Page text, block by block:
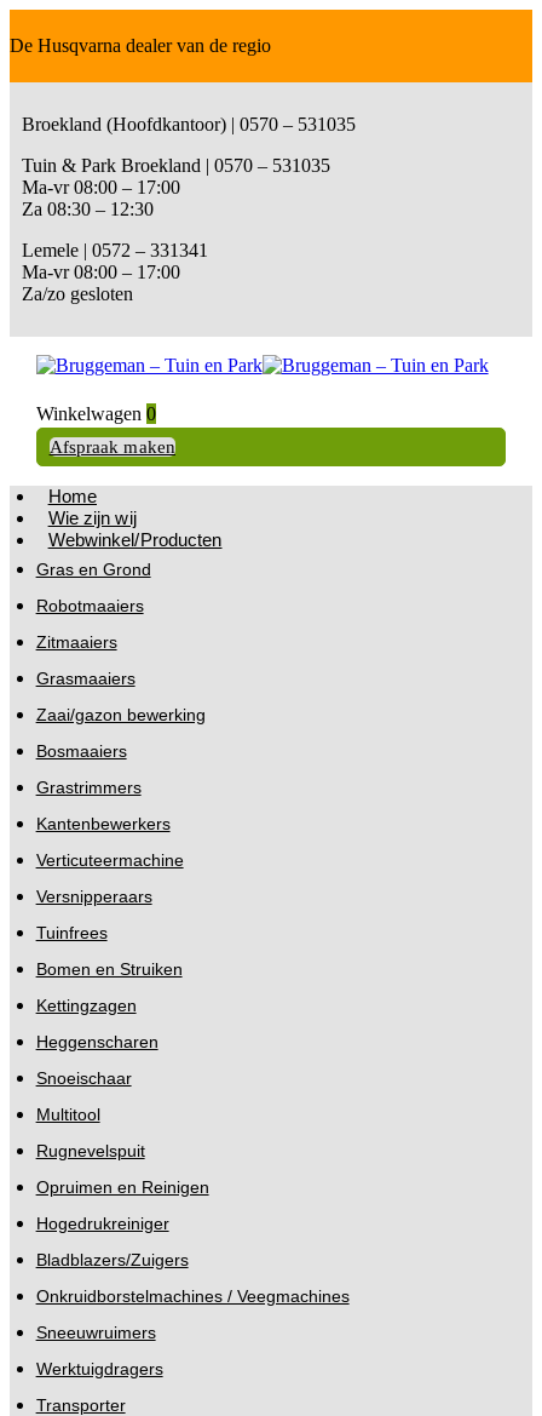
De Husqvarna dealer van de regio
Broekland (Hoofdkantoor) | 0570 – 531035
Tuin & Park Broekland | 0570 – 531035
Ma-vr 08:00 – 17:00
Za 08:30 – 12:30
Lemele | 0572 – 331341
Ma-vr 08:00 – 17:00
Za/zo gesloten
Winkelwagen 0
Afspraak maken
Home
Wie zijn wij
Webwinkel/Producten
Gras en Grond
Robotmaaiers
Zitmaaiers
Grasmaaiers
Zaai/gazon bewerking
Bosmaaiers
Grastrimmers
Kantenbewerkers
Verticuteermachine
Versnipperaars
Tuinfrees
Bomen en Struiken
Kettingzagen
Heggenscharen
Snoeischaar
Multitool
Rugnevelspuit
Opruimen en Reinigen
Hogedrukreiniger
Bladblazers/Zuigers
Onkruidborstelmachines / Veegmachines
Sneeuwruimers
Werktuigdragers
Transporter